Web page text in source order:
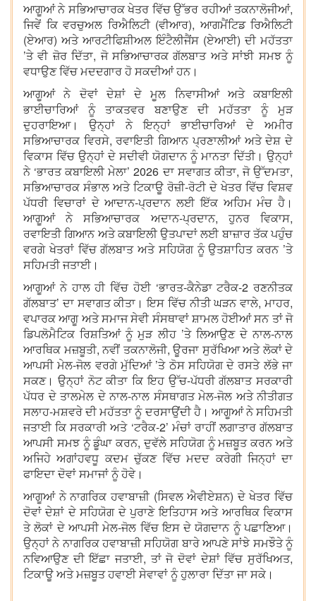
ਆਗੂਆਂ ਨੇ ਸਭਿਆਚਾਰਕ ਖੇਤਰ ਵਿੱਚ ਉੱਭਰ ਰਹੀਆਂ ਤਕਨਾਲੋਜੀਆਂ,
ਜਿਵੇਂ ਕਿ ਵਰਚੁਅਲ ਰਿਐਲਿਟੀ (ਵੀਆਰ), ਆਗਮੈਂਟਿਡ ਰਿਐਲਿਟੀ
(ਏਆਰ) ਅਤੇ ਆਰਟੀਫਿਸ਼ੀਅਲ ਇੰਟੈਲੀਜੈਂਸ (ਏਆਈ) ਦੀ ਮਹੱਤਤਾ
’ਤੇ ਵੀ ਜ਼ੋਰ ਦਿੱਤਾ, ਜੋ ਸਭਿਆਚਾਰਕ ਗੱਲਬਾਤ ਅਤੇ ਸਾਂਝੀ ਸਮਝ ਨੂੰ
ਵਧਾਉਣ ਵਿੱਚ ਮਦਦਗਾਰ ਹੋ ਸਕਦੀਆਂ ਹਨ।
ਆਗੂਆਂ ਨੇ ਦੋਵਾਂ ਦੇਸ਼ਾਂ ਦੇ ਮੂਲ ਨਿਵਾਸੀਆਂ ਅਤੇ ਕਬਾਇਲੀ
ਭਾਈਚਾਰਿਆਂ ਨੂੰ ਤਾਕਤਵਰ ਬਣਾਉਣ ਦੀ ਮਹੱਤਤਾ ਨੂੰ ਮੁੜ
ਦੁਹਰਾਇਆ। ਉਨ੍ਹਾਂ ਨੇ ਇਨ੍ਹਾਂ ਭਾਈਚਾਰਿਆਂ ਦੇ ਅਮੀਰ
ਸਭਿਆਚਾਰਕ ਵਿਰਸੇ, ਰਵਾਇਤੀ ਗਿਆਨ ਪ੍ਰਣਾਲੀਆਂ ਅਤੇ ਦੇਸ਼ ਦੇ
ਵਿਕਾਸ ਵਿੱਚ ਉਨ੍ਹਾਂ ਦੇ ਸਦੀਵੀ ਯੋਗਦਾਨ ਨੂੰ ਮਾਨਤਾ ਦਿੱਤੀ। ਉਨ੍ਹਾਂ
ਨੇ ‘ਭਾਰਤ ਕਬਾਇਲੀ ਮੇਲਾ’ 2026 ਦਾ ਸਵਾਗਤ ਕੀਤਾ, ਜੋ ਉੱਦਮਤਾ,
ਸਭਿਆਚਾਰਕ ਸੰਭਾਲ ਅਤੇ ਟਿਕਾਊ ਰੋਜ਼ੀ-ਰੋਟੀ ਦੇ ਖੇਤਰ ਵਿੱਚ ਵਿਸ਼ਵ
ਪੱਧਰੀ ਵਿਚਾਰਾਂ ਦੇ ਆਦਾਨ-ਪ੍ਰਦਾਨ ਲਈ ਇੱਕ ਅਹਿਮ ਮੰਚ ਹੈ।
ਆਗੂਆਂ ਨੇ ਸਭਿਆਚਾਰਕ ਅਦਾਨ-ਪ੍ਰਦਾਨ, ਹੁਨਰ ਵਿਕਾਸ,
ਰਵਾਇਤੀ ਗਿਆਨ ਅਤੇ ਕਬਾਇਲੀ ਉਤਪਾਦਾਂ ਲਈ ਬਾਜ਼ਾਰ ਤੱਕ ਪਹੁੰਚ
ਵਰਗੇ ਖੇਤਰਾਂ ਵਿੱਚ ਗੱਲਬਾਤ ਅਤੇ ਸਹਿਯੋਗ ਨੂੰ ਉਤਸ਼ਾਹਿਤ ਕਰਨ ’ਤੇ
ਸਹਿਮਤੀ ਜਤਾਈ।
ਆਗੂਆਂ ਨੇ ਹਾਲ ਹੀ ਵਿੱਚ ਹੋਈ ‘ਭਾਰਤ-ਕੈਨੇਡਾ ਟਰੈਕ-2 ਰਣਨੀਤਕ
ਗੱਲਬਾਤ’ ਦਾ ਸਵਾਗਤ ਕੀਤਾ। ਇਸ ਵਿੱਚ ਨੀਤੀ ਘੜਨ ਵਾਲੇ, ਮਾਹਰ,
ਵਪਾਰਕ ਆਗੂ ਅਤੇ ਸਮਾਜ ਸੇਵੀ ਸੰਸਥਾਵਾਂ ਸ਼ਾਮਲ ਹੋਈਆਂ ਸਨ ਤਾਂ ਜੋ
ਡਿਪਲੋਮੈਟਿਕ ਰਿਸ਼ਤਿਆਂ ਨੂੰ ਮੁੜ ਲੀਹ ’ਤੇ ਲਿਆਉਣ ਦੇ ਨਾਲ-ਨਾਲ
ਆਰਥਿਕ ਮਜ਼ਬੂਤੀ, ਨਵੀਂ ਤਕਨਾਲੋਜੀ, ਊਰਜਾ ਸੁਰੱਖਿਆ ਅਤੇ ਲੋਕਾਂ ਦੇ
ਆਪਸੀ ਮੇਲ-ਜੋਲ ਵਰਗੇ ਮੁੱਦਿਆਂ ’ਤੇ ਠੋਸ ਸਹਿਯੋਗ ਦੇ ਰਸਤੇ ਲੱਭੇ ਜਾ
ਸਕਣ। ਉਨ੍ਹਾਂ ਨੋਟ ਕੀਤਾ ਕਿ ਇਹ ਉੱਚ-ਪੱਧਰੀ ਗੱਲਬਾਤ ਸਰਕਾਰੀ
ਪੱਧਰ ਦੇ ਤਾਲਮੇਲ ਦੇ ਨਾਲ-ਨਾਲ ਸੰਸਥਾਗਤ ਮੇਲ-ਜੋਲ ਅਤੇ ਨੀਤੀਗਤ
ਸਲਾਹ-ਮਸ਼ਵਰੇ ਦੀ ਮਹੱਤਤਾ ਨੂੰ ਦਰਸਾਉਂਦੀ ਹੈ। ਆਗੂਆਂ ਨੇ ਸਹਿਮਤੀ
ਜਤਾਈ ਕਿ ਸਰਕਾਰੀ ਅਤੇ ‘ਟਰੈਕ-2’ ਮੰਚਾਂ ਰਾਹੀਂ ਲਗਾਤਾਰ ਗੱਲਬਾਤ
ਆਪਸੀ ਸਮਝ ਨੂੰ ਡੂੰਘਾ ਕਰਨ, ਦੁਵੱਲੇ ਸਹਿਯੋਗ ਨੂੰ ਮਜ਼ਬੂਤ ਕਰਨ ਅਤੇ
ਅਜਿਹੇ ਅਗਾਂਹਵਧੂ ਕਦਮ ਚੁੱਕਣ ਵਿੱਚ ਮਦਦ ਕਰੇਗੀ ਜਿਨ੍ਹਾਂ ਦਾ
ਫਾਇਦਾ ਦੋਵਾਂ ਸਮਾਜਾਂ ਨੂੰ ਹੋਵੇ।
ਆਗੂਆਂ ਨੇ ਨਾਗਰਿਕ ਹਵਾਬਾਜ਼ੀ (ਸਿਵਲ ਐਵੀਏਸ਼ਨ) ਦੇ ਖੇਤਰ ਵਿੱਚ
ਦੋਵਾਂ ਦੇਸ਼ਾਂ ਦੇ ਸਹਿਯੋਗ ਦੇ ਪੁਰਾਣੇ ਇਤਿਹਾਸ ਅਤੇ ਆਰਥਿਕ ਵਿਕਾਸ
ਤੇ ਲੋਕਾਂ ਦੇ ਆਪਸੀ ਮੇਲ-ਜੋਲ ਵਿੱਚ ਇਸ ਦੇ ਯੋਗਦਾਨ ਨੂੰ ਪਛਾਣਿਆ।
ਉਨ੍ਹਾਂ ਨੇ ਨਾਗਰਿਕ ਹਵਾਬਾਜ਼ੀ ਸਹਿਯੋਗ ਬਾਰੇ ਆਪਣੇ ਸਾਂਝੇ ਸਮਝੌਤੇ ਨੂੰ
ਨਵਿਆਉਣ ਦੀ ਇੱਛਾ ਜਤਾਈ, ਤਾਂ ਜੋ ਦੋਵਾਂ ਦੇਸ਼ਾਂ ਵਿੱਚ ਸੁਰੱਖਿਅਤ,
ਟਿਕਾਊ ਅਤੇ ਮਜ਼ਬੂਤ ਹਵਾਈ ਸੇਵਾਵਾਂ ਨੂੰ ਹੁਲਾਰਾ ਦਿੱਤਾ ਜਾ ਸਕੇ।